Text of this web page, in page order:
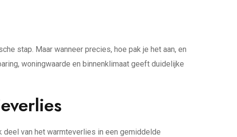
stap. Maar wanneer precies, hoe pak je het aan, en
woningwaarde en binnenklimaat geeft duidelijke
van het warmteverlies in een gemiddelde